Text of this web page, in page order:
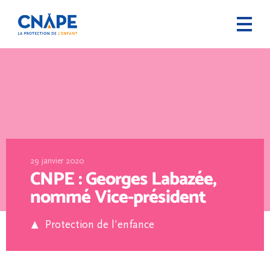
29 janvier 2020
CNPE : Georges Labazée,
nommé Vice-président
Protection de l'enfance